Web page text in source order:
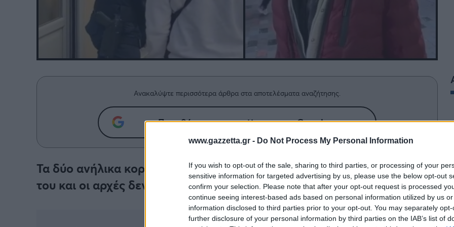
www.gazzetta.gr - Do Not Process My Personal Information
If you wish to opt-out of the sale, sharing to third parties, or processing of your
sensitive information for targeted advertising by us, please use the below opt-out
confirm your selection. Please note that after your opt-out request is processed
continue seeing interest-based ads based on personal information utilized by us
information disclosed to third parties prior to your opt-out. You may separately
further disclosure of your personal information by third parties on the IAB’s list of
Ανακαλύψτε περισσότερα άρθρα στα αποτελέσματα αναζήτησης.
Προσθήκη του gazzetta.gr στην Google
Τα δύο ανήλικα κορίτσια κατήγγειλαν την απρεπέστατη συμπεριφορά
του και οι αρχές δεν άργησαν να τον συλλάβουν.